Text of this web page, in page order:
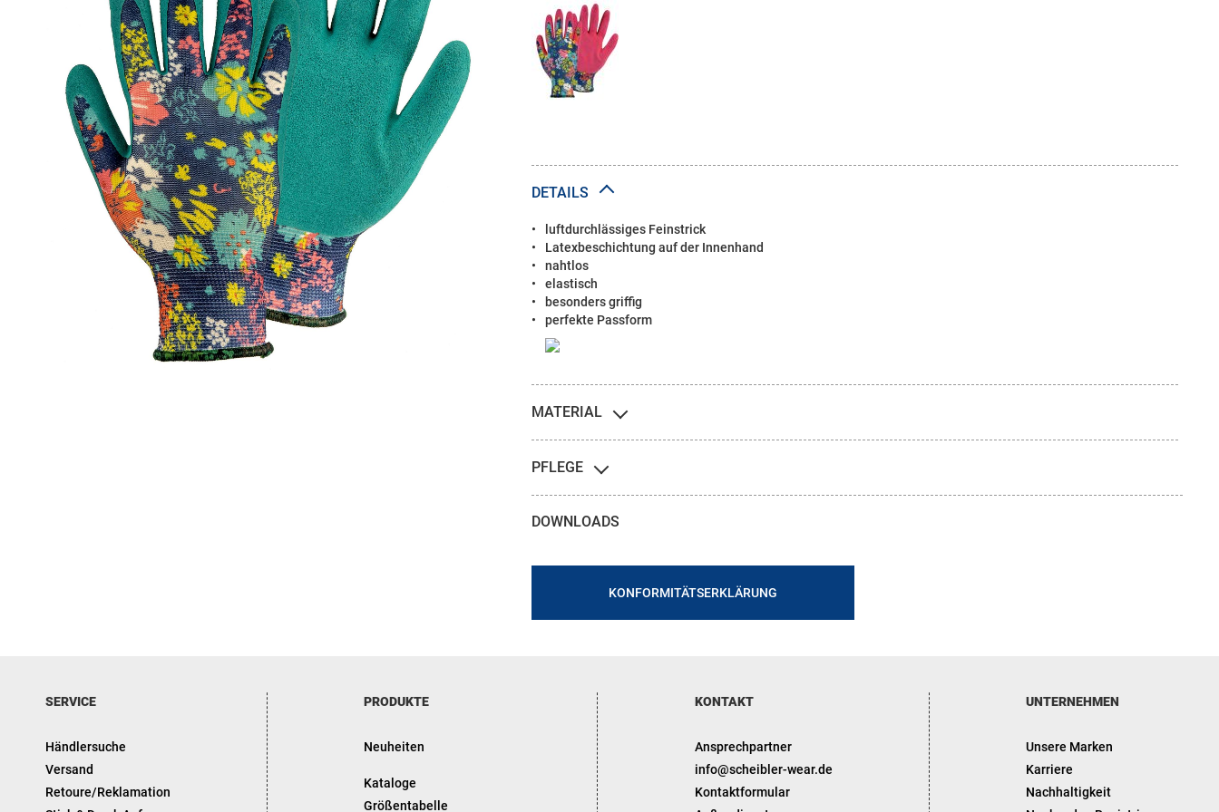
DETAILS
luftdurchlässiges Feinstrick
Latexbeschichtung auf der Innenhand
nahtlos
elastisch
besonders griffig
perfekte Passform
MATERIAL
PFLEGE
DOWNLOADS
KONFORMITÄTSERKLÄRUNG
SERVICE
Händlersuche
Versand
Retoure/Reklamation
PRODUKTE
Neuheiten
Kataloge
Größentabelle
KONTAKT
Ansprechpartner
info@scheibler-wear.de
Kontaktformular
UNTERNEHMEN
Unsere Marken
Karriere
Nachhaltigkeit